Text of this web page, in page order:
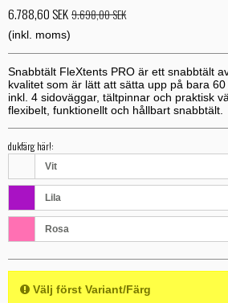
6.788,60 SEK9.698,00 SEK
(inkl. moms)
Snabbtält FleXtents PRO är ett snabbtält
kvalitet som är lätt att sätta upp på bara
inkl. 4 sidoväggar, tältpinnar och praktisk
flexibelt, funktionellt och hållbart snabbtält.
dukfärg här!:
Vit
Lila
Rosa
Välj först Variant/Färg